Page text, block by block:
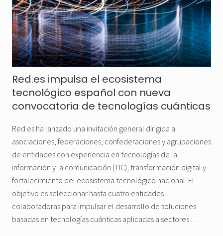
Red.es impulsa el ecosistema
tecnológico español con nueva
convocatoria de tecnologías cuánticas
Red.es ha lanzado una invitación general dirigida a
asociaciones, federaciones, confederaciones y agrupaciones
de entidades con experiencia en tecnologías de la
información y la comunicación (TIC), transformación digital y
fortalecimiento del ecosistema tecnológico nacional. El
objetivo es seleccionar hasta cuatro entidades
colaboradoras para impulsar el desarrollo de soluciones
basadas en tecnologías cuánticas aplicadas a sectores …